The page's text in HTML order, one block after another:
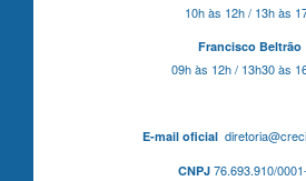
10h às 12h / 13h às
Francisco Beltrão
09h às 12h / 13h30 às
E-mail oficial
CNPJ76.693.910/